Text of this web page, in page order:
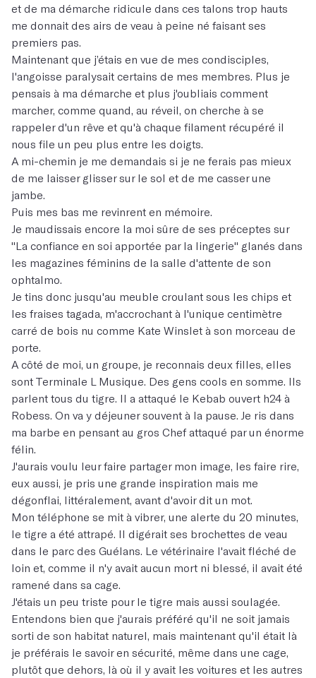
et de ma démarche ridicule dans ces talons trop hauts
me donnait des airs de veau à peine né faisant ses
premiers pas.
Maintenant que j’étais en vue de mes condisciples,
l'angoisse paralysait certains de mes membres. Plus je
pensais à ma démarche et plus j'oubliais comment
marcher, comme quand, au réveil, on cherche à se
rappeler d'un rêve et qu'à chaque filament récupéré il
nous file un peu plus entre les doigts.
A mi-chemin je me demandais si je ne ferais pas mieux
de me laisser glisser sur le sol et de me casser une
jambe.
Puis mes bas me revinrent en mémoire.
Je maudissais encore la moi sûre de ses préceptes sur
''La confiance en soi apportée par la lingerie'' glanés dans
les magazines féminins de la salle d'attente de son
ophtalmo.
Je tins donc jusqu'au meuble croulant sous les chips et
les fraises tagada, m'accrochant à l'unique centimètre
carré de bois nu comme Kate Winslet à son morceau de
porte.
A côté de moi, un groupe, je reconnais deux filles, elles
sont Terminale L Musique. Des gens cools en somme. Ils
parlent tous du tigre. Il a attaqué le Kebab ouvert h24 à
Robess. On va y déjeuner souvent à la pause. Je ris dans
ma barbe en pensant au gros Chef attaqué par un énorme
félin.
J'aurais voulu leur faire partager mon image, les faire rire,
eux aussi, je pris une grande inspiration mais me
dégonflai, littéralement, avant d'avoir dit un mot.
Mon téléphone se mit à vibrer, une alerte du 20 minutes,
le tigre a été attrapé. Il digérait ses brochettes de veau
dans le parc des Guélans. Le vétérinaire l'avait fléché de
loin et, comme il n'y avait aucun mort ni blessé, il avait été
ramené dans sa cage.
J'étais un peu triste pour le tigre mais aussi soulagée.
Entendons bien que j'aurais préféré qu'il ne soit jamais
sorti de son habitat naturel, mais maintenant qu'il était là
je préférais le savoir en sécurité, même dans une cage,
plutôt que dehors, là où il y avait les voitures et les autres